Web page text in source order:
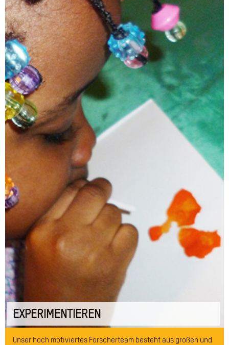
EXPERIMENTIEREN
Unser hoch motiviertes Forscherteam besteht aus großen und